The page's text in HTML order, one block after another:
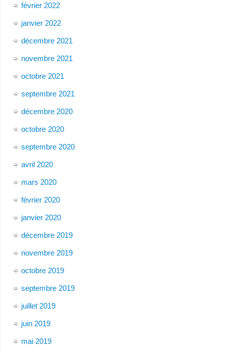
février 2022
janvier 2022
décembre 2021
novembre 2021
octobre 2021
septembre 2021
décembre 2020
octobre 2020
septembre 2020
avril 2020
mars 2020
février 2020
janvier 2020
décembre 2019
novembre 2019
octobre 2019
septembre 2019
juillet 2019
juin 2019
mai 2019